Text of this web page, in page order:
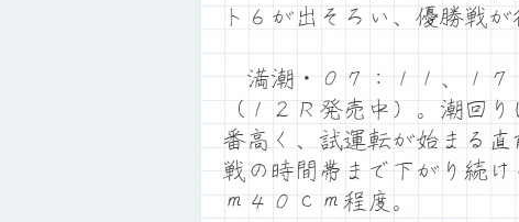
ト６が出そろい、優勝戦が
満潮・０７：１１、１７
（１２Ｒ発売中）。潮回
番高く、試運転が始まる
戦の時間帯まで下がり続
ｍ４０ｃｍ程度。